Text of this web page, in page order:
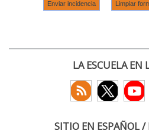
LA ESCUELA EN
SITIO EN ESPAÑOL /